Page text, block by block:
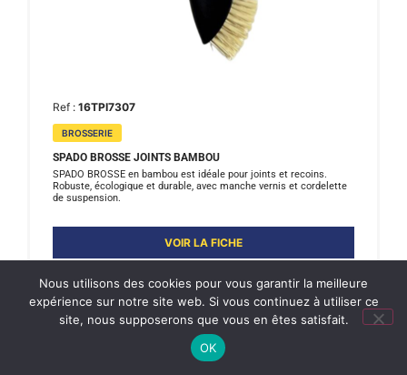
Ref : 16TPI7307
BROSSERIE
SPADO BROSSE JOINTS BAMBOU
SPADO BROSSE en bambou est idéale pour joints et recoins.
Robuste, écologique et durable, avec manche vernis et cordelette
de suspension.
VOIR LA FICHE
Nous utilisons des cookies pour vous garantir la meilleure
expérience sur notre site web. Si vous continuez à utiliser ce
site, nous supposerons que vous en êtes satisfait.
OK